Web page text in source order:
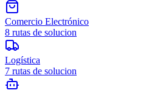
Comercio Electrónico
8 rutas de solucion
Logística
7 rutas de solucion